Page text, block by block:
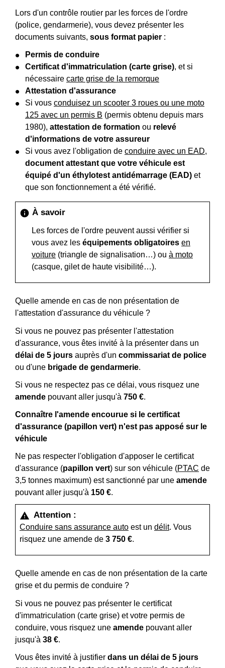
Lors d'un contrôle routier par les forces de l'ordre
(police, gendarmerie), vous devez présenter les
documents suivants, sous format papier :
Permis de conduire
Certificat d'immatriculation (carte grise), et si
nécessaire carte grise de la remorque
Attestation d'assurance
Si vous conduisez un scooter 3 roues ou une moto
125 avec un permis B (permis obtenu depuis mars
1980), attestation de formation ou relevé
d'informations de votre assureur
Si vous avez l'obligation de conduire avec un EAD,
document attestant que votre véhicule est
équipé d'un éthylotest antidémarrage (EAD) et
que son fonctionnement a été vérifié.
info À savoir
Les forces de l'ordre peuvent aussi vérifier si
vous avez les équipements obligatoires en
voiture (triangle de signalisation…) ou à moto
(casque, gilet de haute visibilité…).
Quelle amende en cas de non présentation de
l'attestation d'assurance du véhicule ?
Si vous ne pouvez pas présenter l'attestation
d'assurance, vous êtes invité à la présenter dans un
délai de 5 jours auprès d'un commissariat de police
ou d'une brigade de gendarmerie.
Si vous ne respectez pas ce délai, vous risquez une
amende pouvant aller jusqu'à 750 €.
Connaître l'amende encourue si le certificat
d'assurance (papillon vert) n'est pas apposé sur le
véhicule
Ne pas respecter l'obligation d'apposer le certificat
d'assurance (papillon vert) sur son véhicule (PTAC de
3,5 tonnes maximum) est sanctionné par une amende
pouvant aller jusqu'à 150 €.
warning Attention :
Conduire sans assurance auto est un délit. Vous
risquez une amende de 3 750 €.
Quelle amende en cas de non présentation de la carte
grise et du permis de conduire ?
Si vous ne pouvez pas présenter le certificat
d'immatriculation (carte grise) et votre permis de
conduire, vous risquez une amende pouvant aller
jusqu'à 38 €.
Vous êtes invité à justifier dans un délai de 5 jours